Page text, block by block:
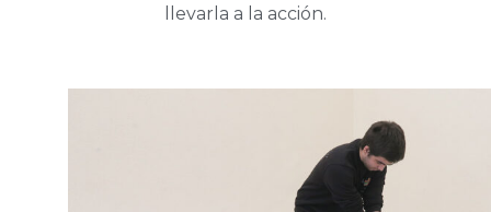
llevarla a la acción.